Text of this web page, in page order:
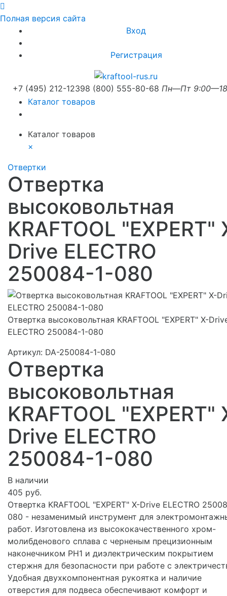
Полная версия сайта
Вход
Регистрация
+7 (495) 212-12398 (800) 555-80-68 Пн—Пт
Каталог товаров
Каталог товаров
×
Отвертки
Отвертка
высоковольтная
KRAFTOOL "EXPERT"
Drive ELECTRO
250084-1-080
Отвертка высоковольтная KRAFTOOL "EXPERT" X-
ELECTRO 250084-1-080
Артикул: DA-250084-1-080
Отвертка
высоковольтная
KRAFTOOL "EXPERT"
Drive ELECTRO
250084-1-080
В наличии
405 руб.
Отвертка KRAFTOOL "EXPERT" X-Drive ELECTRO
080 - незаменимый инструмент для
работ. Изготовлена из высококачественного хром-
молибденового сплава с черненым прецизионным
наконечником PH1 и диэлектрическим покрытием
стержня для безопасности при работе с
Удобная двухкомпонентная рукоятка и наличие
отверстия для подвеса обеспечивают комфорт и